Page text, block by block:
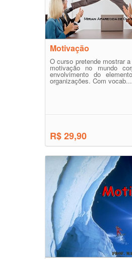
Motivação
O curso pretende mostrar
motivação no mundo
envolvimento do
organizações. Com vocab...
R$ 29,90